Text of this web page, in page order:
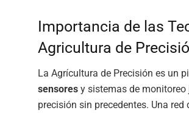
Importancia de las
Agricultura de
La Agrícultura de Precisión es un
sensores y sistemas de
precisión sin precedentes. Una red